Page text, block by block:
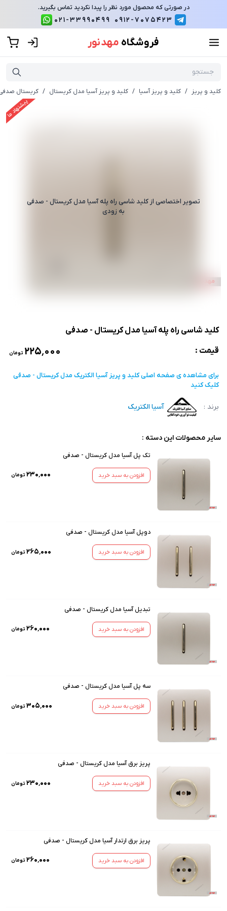
در صورتی که محصول مورد نظر را پیدا نکردید تماس بگیرید.
0912-7075423
021-33990499
فروشگاه مهد نور
کلید و پریز / کلید و پریز آسیا / کلید و پریز آسیا مدل کریستال / کریستال
پیشنهاد ما
تصویر اختصاصی از کلید شاسی راه پله آسیا مدل کریستال - صدفی
به زودی
کلید شاسی راه پله آسیا مدل کریستال - صدفی
قیمت :
۲۲۵٬۰۰۰ تومان
برای مشاهده ی صفحه اصلیکلید و پریز آسیا الکتریک مدل کریستال - صدفی
کلیک کنید
برند : آسیا الکتریک
سایر محصولات این دسته :
تک پل آسیا مدل کریستال - صدفی
افزودن به سبد خرید ۲۳۰٬۰۰۰ تومان
دوپل آسیا مدل کریستال - صدفی
افزودن به سبد خرید ۲۶۵٬۰۰۰ تومان
تبدیل آسیا مدل کریستال - صدفی
افزودن به سبد خرید ۲۶۰٬۰۰۰ تومان
سه پل آسیا مدل کریستال - صدفی
افزودن به سبد خرید ۳۰۵٬۰۰۰ تومان
پریز برق آسیا مدل کریستال - صدفی
افزودن به سبد خرید ۲۳۰٬۰۰۰ تومان
پریز برق ارتدار آسیا مدل کریستال - صدفی
افزودن به سبد خرید ۲۶۰٬۰۰۰ تومان